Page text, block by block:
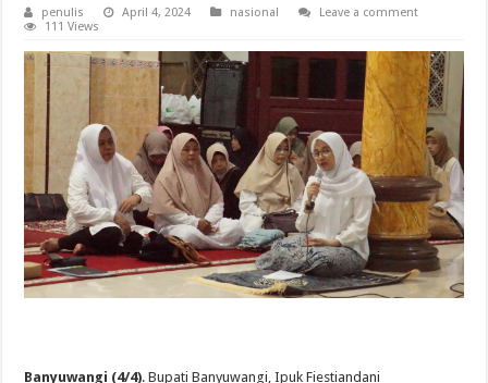
penulis April 4, 2024 nasional
Leave a comment
111 Views
Banyuwangi (4/4). Bupati Banyuwangi, Ipuk Fiestiandani